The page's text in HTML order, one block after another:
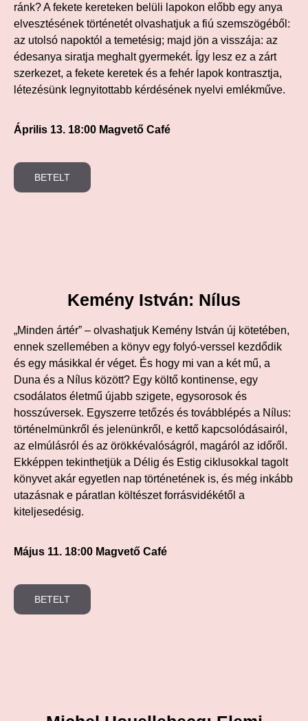
ránk? A fekete kereteken belüli lapokon előbb egy anya
elvesztésének történetét olvashatjuk a fiú szemszögéből:
az utolsó napoktól a temetésig; majd jön a visszája: az
édesanya siratja meghalt gyermekét. Így lesz ez a zárt
szerkezet, a fekete keretek és a fehér lapok kontrasztja,
létezésünk legnyitottabb kérdésének nyelvi emlékműve.
Április 13. 18:00 Magvető Café
BETELT
Kemény István: Nílus
„Minden ártér” – olvashatjuk Kemény István új kötetében,
ennek szellemében a könyv egy folyó-verssel kezdődik
és egy másikkal ér véget. És hogy mi van a két mű, a
Duna és a Nílus között? Egy költő kontinense, egy
csodálatos életmű újabb szigete, egysorosok és
hosszúversek. Egyszerre tetőzés és továbblépés a Nílus:
történelmünkről és jelenünkről, e kettő kapcsolódásairól,
az elmúlásról és az örökkévalóságról, magáról az időről.
Ekképpen tekinthetjük a Délig és Estig ciklusokkal tagolt
könyvet akár egyetlen nap történetének is, és még inkább
utazásnak e páratlan költészet forrásvidékétől a
kiteljesedésig.
Május 11. 18:00 Magvető Café
BETELT